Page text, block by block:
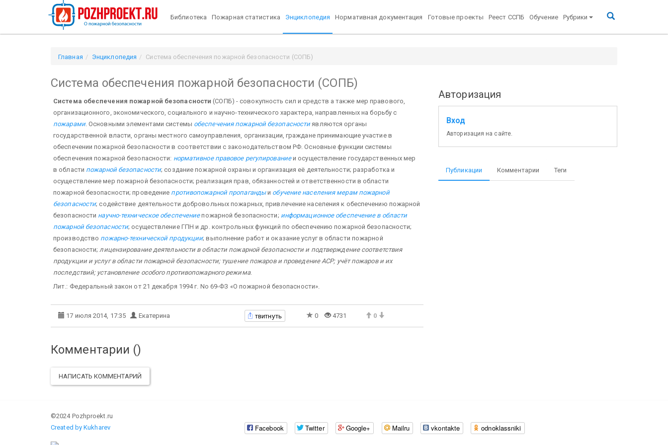
Библиотека Пожарная статистика Энциклопедия Нормативная документация Готовые проекты Реест ССПБ Обучение Рубрики
Главная Энциклопедия Система обеспечения пожарной безопасности (СОПБ)
Система обеспечения пожарной безопасности (СОПБ)
Система обеспечения пожарной безопасности (СОПБ) - совокупность сил и средств а также мер правового,
организационного, экономического, социального и научно-технического характера, направленных на борьбу с
пожарами. Основными элементами системы обеспечения пожарной безопасностиявляются органы
государственной власти, органы местного самоуправления, организации, граждане принимающие участие в
обеспечении пожарной безопасности в соответствии с законодательством РФ. Основные функции системы
обеспечения пожарной безопасности: нормативное правовое регулированиеи осуществление государственных мер
в области пожарной безопасности; создание пожарной охраны и организация её деятельности; разработка и
осуществление мер пожарной безопасности; реализация прав, обязанностей и ответственности в области
пожарной безопасности; проведение противопожарной пропагандыи обучение населения мерам пожарной
безопасности; содействие деятельности добровольных пожарных, привлечение населения к обеспечению пожарной
безопасности научно-техническое обеспечениепожарной безопасности; информационное обеспечение в области
пожарной безопасности; осуществление ГПН и др. контрольных функций по обеспечению пожарной безопасности;
производство пожарно-технической продукции; выполнение работ и оказание услуг в области пожарной
безопасности; лицензирование деятельности в области пожарной безопасности и подтверждение соответствия
продукции и услуг в области пожарной безопасности; тушение пожаров и проведение АСР; учёт пожаров и их
последствий; установление особого противопожарного режима.
Лит.: Федеральный закон от 21 декабря 1994 г. No 69-ФЗ «О пожарной безопасности».
17 июля 2014, 17:35 Екатерина твитнуть 0 4731 0
Комментарии ()
НАПИСАТЬ КОММЕНТАРИЙ
Авторизация
Вход
Авторизация на сайте.
Публикации Комментарии Теги
©2024 Pozhproekt.ru
Created by Kukharev
Facebook Twitter Google+ Mailru vkontakte odnoklassniki